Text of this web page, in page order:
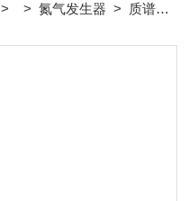
> >氮气发生器 > 质谱氮气发生器功能